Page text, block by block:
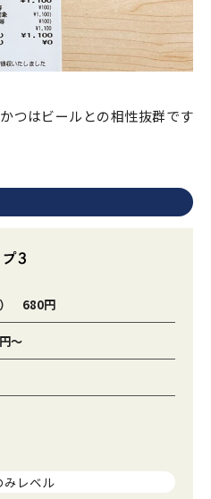
つはビールとの相性抜群です
） 680円
～
みレベル